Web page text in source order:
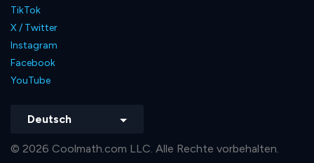
TikTok
X / Twitter
Instagram
Facebook
YouTube
Deutsch
© 2026 Coolmath.com LLC. Alle Rechte vorbehalten.